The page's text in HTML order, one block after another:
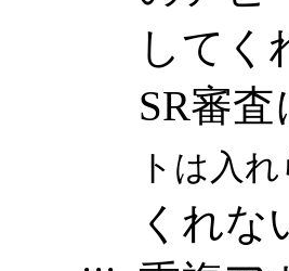
してく
SR審
トは入
くれな